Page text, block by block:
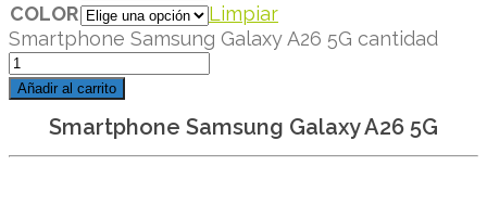
COLOR
Limpiar
Smartphone Samsung Galaxy A26 5G cantidad
Añadir al carrito
Smartphone Samsung Galaxy A26 5G